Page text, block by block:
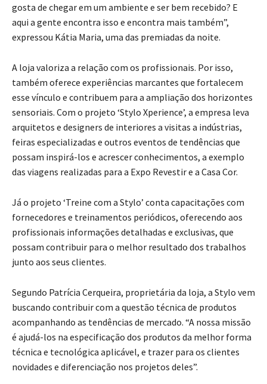
gosta de chegar em um ambiente e ser bem recebido? E
aqui a gente encontra isso e encontra mais também”,
expressou Kátia Maria, uma das premiadas da noite.
A loja valoriza a relação com os profissionais. Por isso,
também oferece experiências marcantes que fortalecem
esse vínculo e contribuem para a ampliação dos horizontes
sensoriais. Com o projeto ‘Stylo Xperience’, a empresa leva
arquitetos e designers de interiores a visitas a indústrias,
feiras especializadas e outros eventos de tendências que
possam inspirá-los e acrescer conhecimentos, a exemplo
das viagens realizadas para a Expo Revestir e a Casa Cor.
Já o projeto ‘Treine com a Stylo’ conta capacitações com
fornecedores e treinamentos periódicos, oferecendo aos
profissionais informações detalhadas e exclusivas, que
possam contribuir para o melhor resultado dos trabalhos
junto aos seus clientes.
Segundo Patrícia Cerqueira, proprietária da loja, a Stylo vem
buscando contribuir com a questão técnica de produtos
acompanhando as tendências de mercado. “A nossa missão
é ajudá-los na especificação dos produtos da melhor forma
técnica e tecnológica aplicável, e trazer para os clientes
novidades e diferenciação nos projetos deles”.